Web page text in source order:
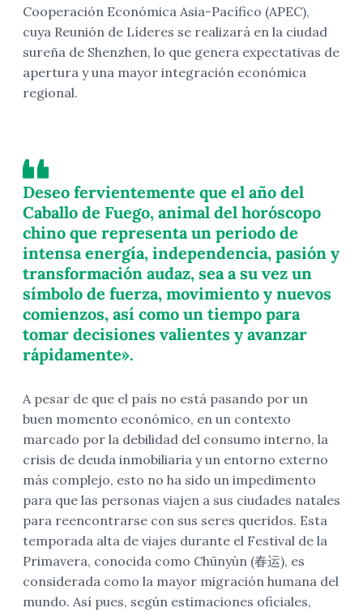
Cooperación Económica Asia-Pacífico (APEC),
cuya Reunión de Líderes se realizará en la ciudad
sureña de Shenzhen, lo que genera expectativas de
apertura y una mayor integración económica
regional.
Deseo fervientemente que el año del
Caballo de Fuego, animal del horóscopo
chino que representa un periodo de
intensa energía, independencia, pasión y
transformación audaz, sea a su vez un
símbolo de fuerza, movimiento y nuevos
comienzos, así como un tiempo para
tomar decisiones valientes y avanzar
rápidamente».
A pesar de que el país no está pasando por un
buen momento económico, en un contexto
marcado por la debilidad del consumo interno, la
crisis de deuda inmobiliaria y un entorno externo
más complejo, esto no ha sido un impedimento
para que las personas viajen a sus ciudades natales
para reencontrarse con sus seres queridos. Esta
temporada alta de viajes durante el Festival de la
Primavera, conocida como Chūnyùn (春运), es
considerada como la mayor migración humana del
mundo. Así pues, según estimaciones oficiales,